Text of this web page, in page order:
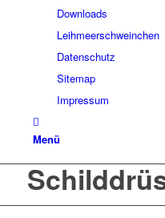
Downloads
Leihmeerschweinchen
Datenschutz
Sitemap
Impressum
Menü